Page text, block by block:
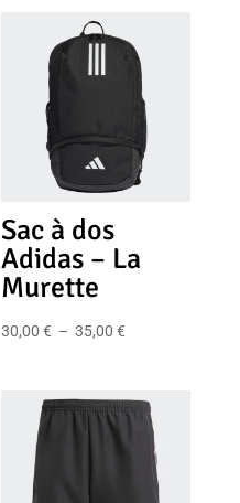
Sac à dos
Adidas – La
Murette
30,00€ – 35,00€
30,00 €
35,00 €